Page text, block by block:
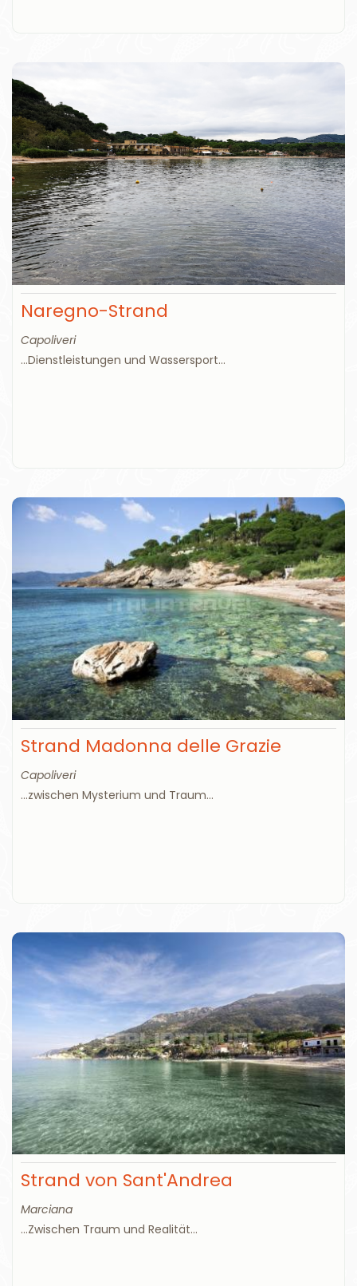
Naregno-Strand
Capoliveri
...Dienstleistungen und Wassersport...
Strand Madonna delle Grazie
Capoliveri
...zwischen Mysterium und Traum...
Strand von Sant'Andrea
Marciana
...Zwischen Traum und Realität...